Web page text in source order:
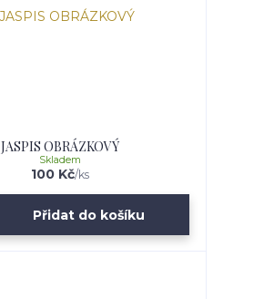
JASPIS OBRÁZKOVÝ
100 Kč/ks
Skladem
Přidat do košíku